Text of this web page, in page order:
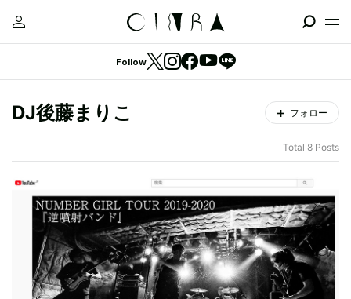
Follow
DJ後藤まりこ フォロー
Total 8 Posts